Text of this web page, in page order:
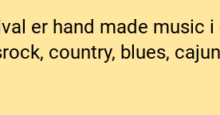
er hand made music
country, blues,